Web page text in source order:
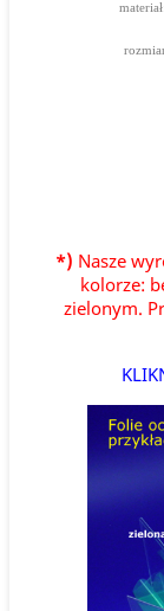
*) Nasze
kolorze:
zielonym.